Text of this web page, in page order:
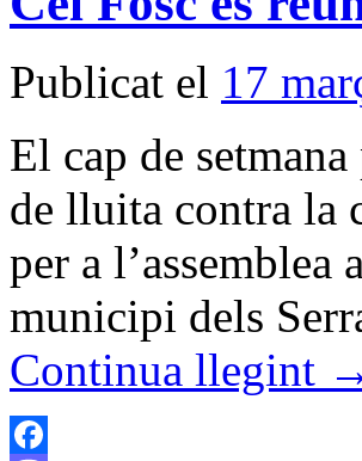
Publicat el 17
El cap de
de lluita contra la
per a
municipi dels
Continua llegint